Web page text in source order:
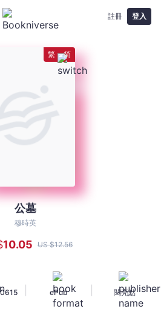
註冊 登入
繁 简
公墓
穆時英
10.05 US $12.56
ePub 閱亮點